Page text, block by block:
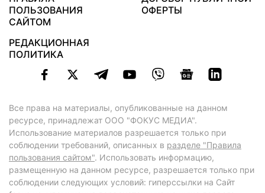
ПОЛЬЗОВАНИЯ
САЙТОМ
ОФЕРТЫ
РЕДАКЦИОННАЯ
ПОЛИТИКА
Все права на материалы, опубликованные на данном
ресурсе, принадлежат ООО "ФОКУС МЕДИА".
Использование материалов разрешается только при
соблюдении требований, описанных в разделе "Правила
пользования сайтом". Использовать информацию,
размещенную на данном ресурсе, разрешается только при
соблюдении следующих условий: гиперссылки на Сайт